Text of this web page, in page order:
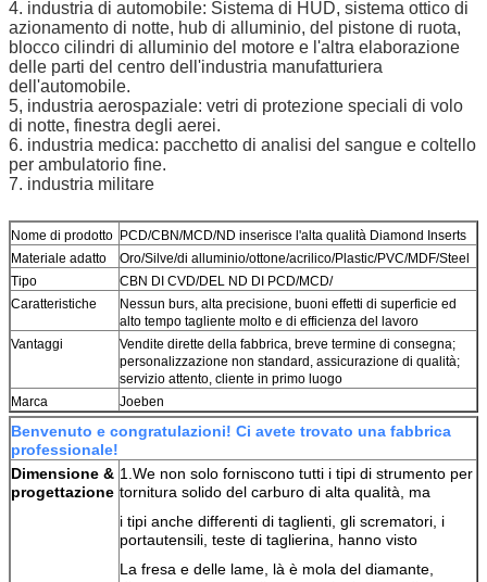
4. industria di automobile: Sistema di HUD, sistema ottico di
azionamento di notte, hub di alluminio, del pistone di ruota,
blocco cilindri di alluminio del motore e l'altra elaborazione
delle parti del centro dell'industria manufatturiera
dell'automobile.
5, industria aerospaziale: vetri di protezione speciali di volo
di notte, finestra degli aerei.
6. industria medica: pacchetto di analisi del sangue e coltello
per ambulatorio fine.
7. industria militare
Nome di prodotto PCD/CBN/MCD/ND inserisce l'alta qualità Diamond Inserts
Materiale adatto
Oro/Silve/di alluminio/ottone/acrilico/Plastic/PVC/MDF/Steel
Tipo
CBN DI CVD/DEL ND DI PCD/MCD/
Caratteristiche
Nessun burs, alta precisione, buoni effetti di superficie ed
alto tempo tagliente molto e di efficienza del lavoro
Vantaggi
Vendite dirette della fabbrica, breve termine di consegna;
personalizzazione non standard, assicurazione di qualità;
servizio attento, cliente in primo luogo
Marca
Joeben
Benvenuto e congratulazioni! Ci avete trovato una fabbrica
professionale!
Dimensione &
progettazione
1.We non solo forniscono tutti i tipi di strumento per
tornitura solido del carburo di alta qualità, ma
i tipi anche differenti di taglienti, gli scrematori, i
portautensili, teste di taglierina, hanno visto
La fresa e delle lame, là è mola del diamante,